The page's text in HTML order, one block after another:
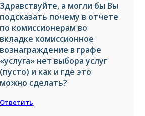
Здравствуйте, а могли бы Вы
подсказать почему в отчете
по комиссионерам во
вкладке комиссионное
вознаграждение в графе
«услуга» нет выбора услуг
(пусто) и как и где это
можно сделать?
Ответить